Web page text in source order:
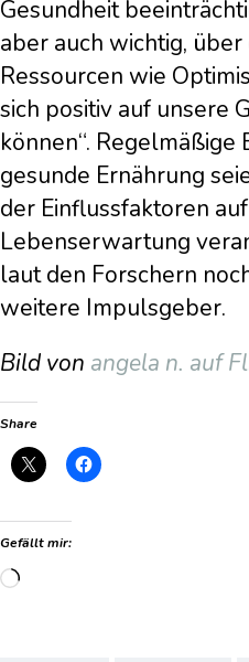
Gesundheit
aber auch wichtig,
Ressourcen wie
sich positiv auf unsere
können“. Regelmäßige
gesunde Ernährung
der Einflussfaktoren
Lebenserwartung
laut den Forschern
weitere Impulsgeber.
Bild von angela n. auf
Share
Gefällt mir:
Wird